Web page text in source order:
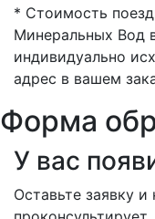
* Стоимость
Минеральных Вод
индивидуально
адрес в вашем
Форма
У вас
Оставьте заявку